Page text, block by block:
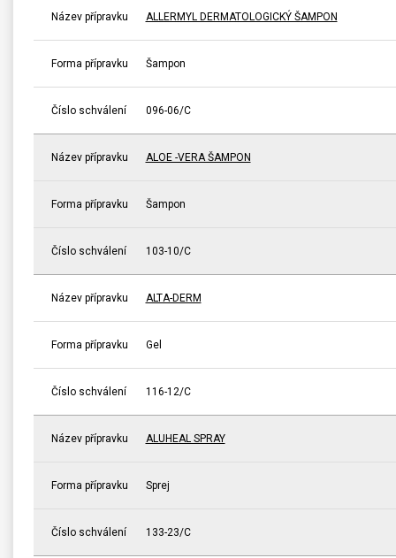
Název přípravku ALLERMYL DERMATOLOGICKÝ ŠAMPON
Forma přípravku Šampon
Číslo schválení 096-06/C
Název přípravku ALOE -VERA ŠAMPON
Forma přípravku Šampon
Číslo schválení 103-10/C
Název přípravku ALTA-DERM
Forma přípravku Gel
Číslo schválení 116-12/C
Název přípravku ALUHEAL SPRAY
Forma přípravku Sprej
Číslo schválení 133-23/C